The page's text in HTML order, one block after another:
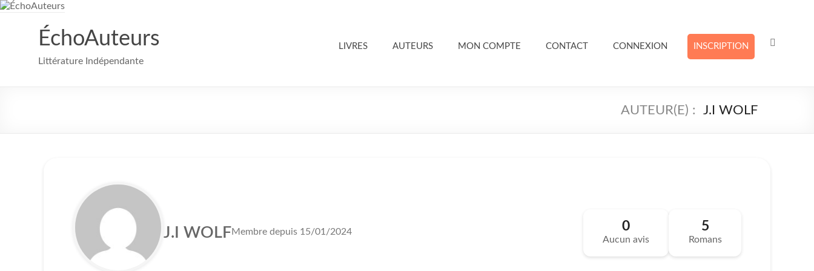
Aller
ÉchoAuteurs
Littérature Indépendante
LIVRES AUTEURS MON COMPTE CONTACT CONNEXION INSCRIPTION
J.I WOLF
J.I WOLFMembre depuis 15/01/2024 0
Aucun avis
5
Romans